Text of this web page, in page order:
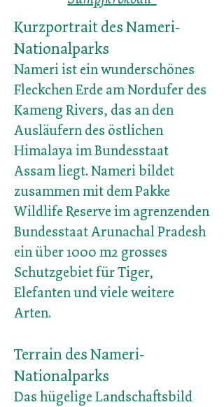
Kurzportrait des Nameri-
Nationalparks
Nameri ist ein wunderschönes
Fleckchen Erde am Nordufer des
Kameng Rivers, das an den
Ausläufern des östlichen
Himalaya im Bundesstaat
Assam liegt. Nameri bildet
zusammen mit dem Pakke
Wildlife Reserve im agrenzenden
Bundesstaat Arunachal Pradesh
ein über 1000 m2 grosses
Schutzgebiet für Tiger,
Elefanten und viele weitere
Arten.
Terrain des Nameri-
Nationalparks
Das hügelige Landschaftsbild